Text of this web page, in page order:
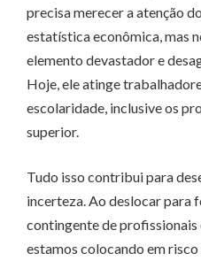
precisa merecer a atenção
estatística econômica, mas
elemento devastador e
Hoje, ele atinge
escolaridade, inclusive os
superior.
Tudo isso contribui para
incerteza. Ao deslocar para
contingente de
estamos colocando em